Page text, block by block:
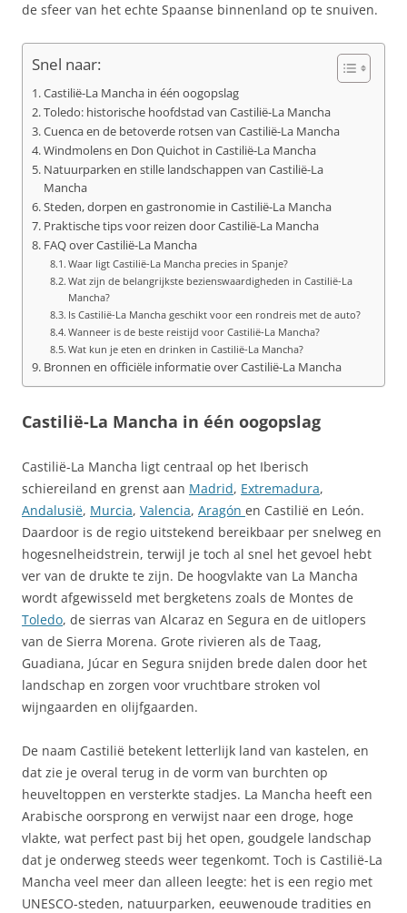
de sfeer van het echte Spaanse binnenland op te snuiven.
Snel naar:
Castilië-La Mancha in één oogopslag
Toledo: historische hoofdstad van Castilië-La Mancha
Cuenca en de betoverde rotsen van Castilië-La Mancha
Windmolens en Don Quichot in Castilië-La Mancha
Natuurparken en stille landschappen van Castilië-La
Mancha
Steden, dorpen en gastronomie in Castilië-La Mancha
Praktische tips voor reizen door Castilië-La Mancha
FAQ over Castilië-La Mancha
Waar ligt Castilië-La Mancha precies in Spanje?
Wat zijn de belangrijkste bezienswaardigheden in Castilië-La
Mancha?
Is Castilië-La Mancha geschikt voor een rondreis met de auto?
Wanneer is de beste reistijd voor Castilië-La Mancha?
Wat kun je eten en drinken in Castilië-La Mancha?
Bronnen en officiële informatie over Castilië-La Mancha
Castilië-La Mancha in één oogopslag
Castilië-La Mancha ligt centraal op het Iberisch
schiereiland en grenst aan Madrid, Extremadura,
Andalusië, Murcia, Valencia, Aragón en Castilië en León.
Daardoor is de regio uitstekend bereikbaar per snelweg en
hogesnelheidstrein, terwijl je toch al snel het gevoel hebt
ver van de drukte te zijn. De hoogvlakte van La Mancha
wordt afgewisseld met bergketens zoals de Montes de
Toledo, de sierras van Alcaraz en Segura en de uitlopers
van de Sierra Morena. Grote rivieren als de Taag,
Guadiana, Júcar en Segura snijden brede dalen door het
landschap en zorgen voor vruchtbare stroken vol
wijngaarden en olijfgaarden.
De naam Castilië betekent letterlijk land van kastelen, en
dat zie je overal terug in de vorm van burchten op
heuveltoppen en versterkte stadjes. La Mancha heeft een
Arabische oorsprong en verwijst naar een droge, hoge
vlakte, wat perfect past bij het open, goudgele landschap
dat je onderweg steeds weer tegenkomt. Toch is Castilië-La
Mancha veel meer dan alleen leegte: het is een regio met
UNESCO-steden, natuurparken, eeuwenoude tradities en